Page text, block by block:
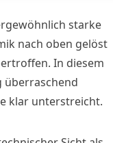
starke
nach oben gelöst
In diesem
überraschend
klar unterstreicht.